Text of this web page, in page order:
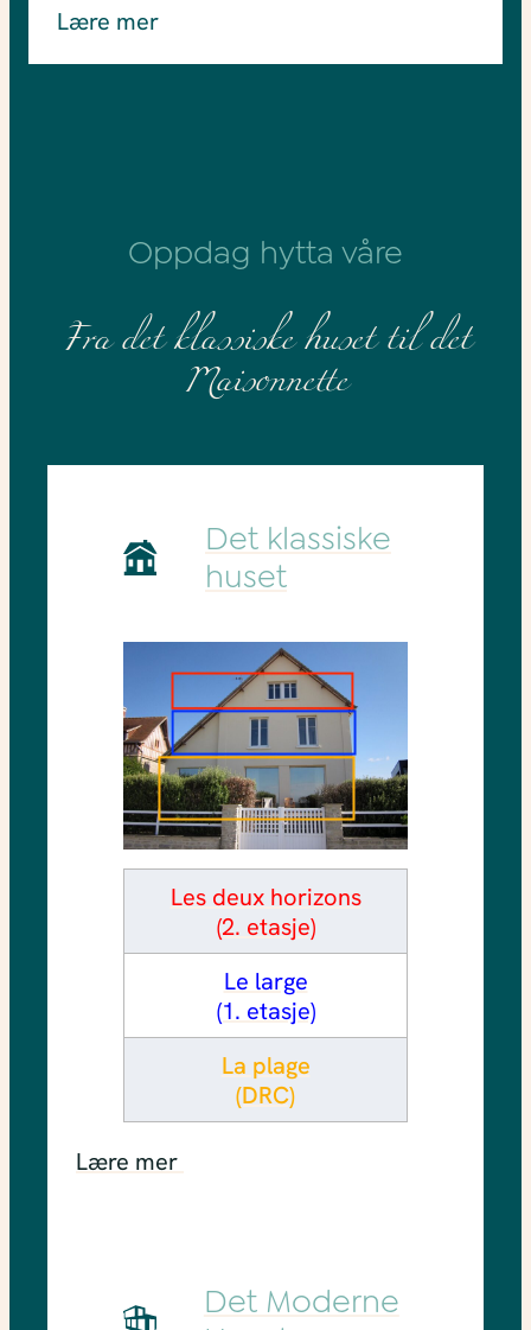
Lære mer
Oppdag hytta våre
Fra det klassiske huset til det
Maisonnette
Det klassiske
huset
Les deux horizons
(2. etasje)
Le large
(1. etasje)
La plage
(DRC)
Lære mer
Det Moderne